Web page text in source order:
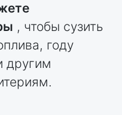
, чтобы сузить
году
другим